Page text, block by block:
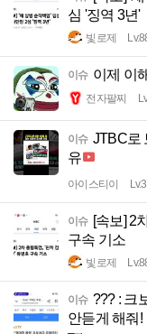
심 '징역 3년'
빛로제
이슈 이제 이
전자팔찌
이슈 JTBC로
유
아이스티이
이슈 [속보] 2
구속 기소
빛로제
이슈 ??? : 크
안듣게 해줘!